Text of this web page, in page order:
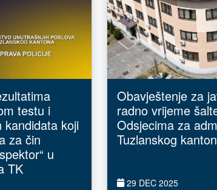
testu i
kandidata koji
za čin
u
TK
Obavještenje za
radno vrijeme
Odsjecima za
Tuzlanskog
29 DEC 2025